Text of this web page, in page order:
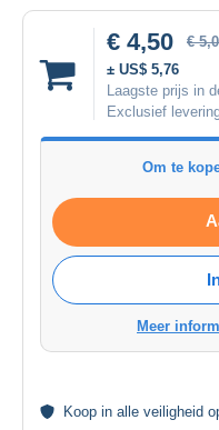
€ 4,50 €
± US$ 5,76
Laagste prijs in
Exclusief
Om te
Meer
Koop in alle veiligheid